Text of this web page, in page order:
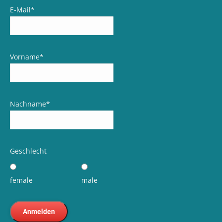
E-Mail*
Vorname*
Nachname*
Geschlecht
female male